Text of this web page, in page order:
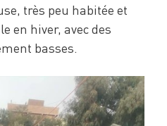
très peu habitée et
en hiver, avec des
basses.